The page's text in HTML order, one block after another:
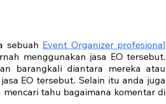
sebuah Event Organizer profesional
menggunakan jasa EO tersebut.
barangkali diantara mereka atau
EO tersebut. Selain itu anda juga
tahu bagaimana komentar di